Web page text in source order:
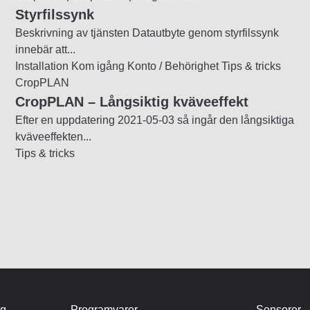
Styrfilssynk
Beskrivning av tjänsten Datautbyte genom styrfilssynk
innebär att...
Installation Kom igång Konto / Behörighet Tips & tricks
CropPLAN
CropPLAN – Långsiktig kväveeffekt
Efter en uppdatering 2021-05-03 så ingår den långsiktiga
kväveeffekten...
Tips & tricks